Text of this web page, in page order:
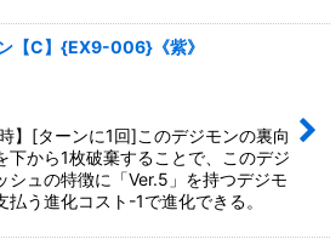
【C】{EX9-006}《紫》
】[ターンに1回]このデジモンの裏向
下から1枚破棄することで、このデジ
シュの特徴に「Ver.5」を持つデジモ
払う進化コスト-1で進化できる。